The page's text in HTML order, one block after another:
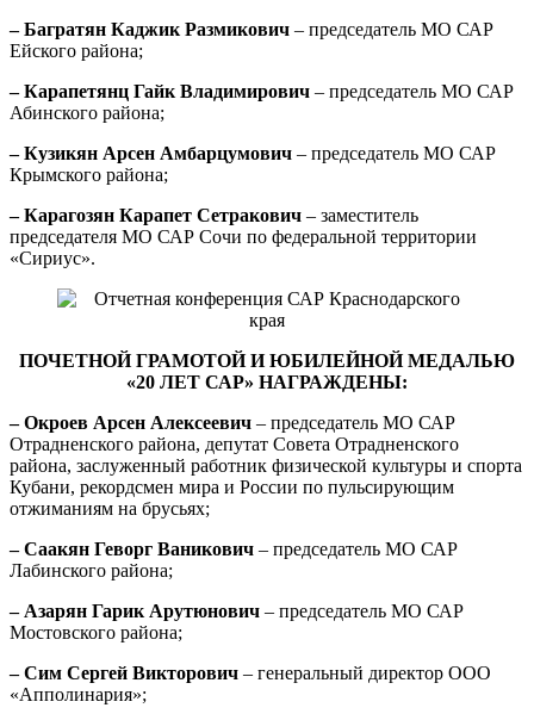
– Багратян Каджик Размикович – председатель МО САР
Ейского района;
– Карапетянц Гайк Владимирович – председатель МО САР
Абинского района;
– Кузикян Арсен Амбарцумович – председатель МО САР
Крымского района;
– Карагозян Карапет Сетракович – заместитель
председателя МО САР Сочи по федеральной территории
«Сириус».
ПОЧЕТНОЙ ГРАМОТОЙ И ЮБИЛЕЙНОЙ МЕДАЛЬЮ
«20 ЛЕТ САР» НАГРАЖДЕНЫ:
– Окроев Арсен Алексеевич – председатель МО САР
Отрадненского района, депутат Совета Отрадненского
района, заслуженный работник физической культуры и спорта
Кубани, рекордсмен мира и России по пульсирующим
отжиманиям на брусьях;
– Саакян Геворг Ваникович – председатель МО САР
Лабинского района;
– Азарян Гарик Арутюнович – председатель МО САР
Мостовского района;
– Сим Сергей Викторович – генеральный директор ООО
«Апполинария»;